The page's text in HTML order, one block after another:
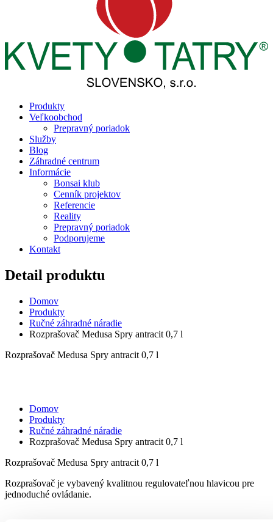
Produkty
Veľkoobchod
Prepravný poriadok
Služby
Blog
Záhradné centrum
Informácie
Bonsai klub
Cenník projektov
Referencie
Reality
Prepravný poriadok
Podporujeme
Kontakt
Detail produktu
Domov
Produkty
Ručné záhradné náradie
Rozprašovač Medusa Spry antracit 0,7 l
Rozprašovač Medusa Spry antracit 0,7 l
Domov
Produkty
Ručné záhradné náradie
Rozprašovač Medusa Spry antracit 0,7 l
Rozprašovač Medusa Spry antracit 0,7 l
Rozprašovač je vybavený kvalitnou regulovateľnou hlavicou pre
jednoduché ovládanie.